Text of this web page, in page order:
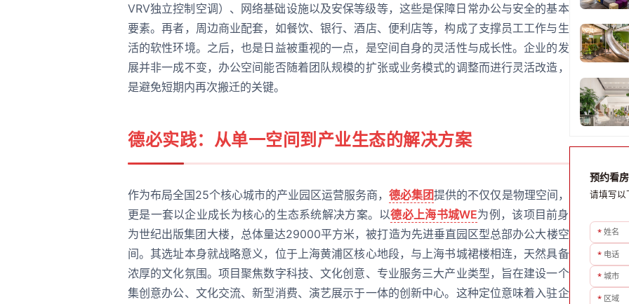
VRV独立控制空调）、网络基础设施以及安保等级等，这些是保障日常办公与安全的基本
要素。再者，周边商业配套，如餐饮、银行、酒店、便利店等，构成了支撑员工工作与生
活的软性环境。之后，也是日益被重视的一点，是空间自身的灵活性与成长性。企业的发
展并非一成不变，办公空间能否随着团队规模的扩张或业务模式的调整而进行灵活改造，
是避免短期内再次搬迁的关键。
德必实践：从单一空间到产业生态的解决方案
作为布局全国25个核心城市的产业园区运营服务商，德必集团提供的不仅仅是物理空间，
更是一套以企业成长为核心的生态系统解决方案。以德必上海书城WE为例，该项目前身
为世纪出版集团大楼，总体量达29000平方米，被打造为先进垂直园区型总部办公大楼空
间。其选址本身就战略意义，位于上海黄浦区核心地段，与上海书城裙楼相连，天然具备
浓厚的文化氛围。项目聚焦数字科技、文化创意、专业服务三大产业类型，旨在建设一个
集创意办公、文化交流、新型消费、演艺展示于一体的创新中心。这种定位意味着入驻企
预约看房
请填写以
* 姓名
* 电话
* 城市
* 区域